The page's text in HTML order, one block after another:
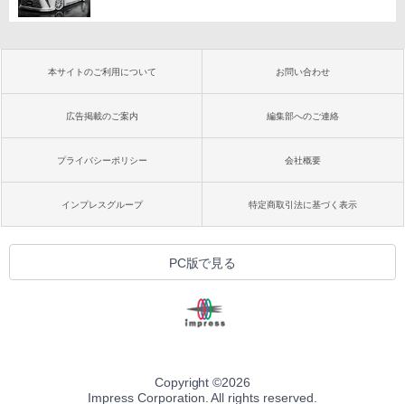
本サイトのご利用について お問い合わせ
広告掲載のご案内 編集部へのご連絡
プライバシーポリシー 会社概要
インプレスグループ 特定商取引法に基づく表示
PC版で見る
Copyright ©2026
Impress Corporation. All rights reserved.